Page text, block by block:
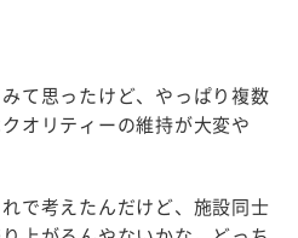
て思ったけど、やっぱり複数
オリティーの維持が大変や
で考えたんだけど、施設同士